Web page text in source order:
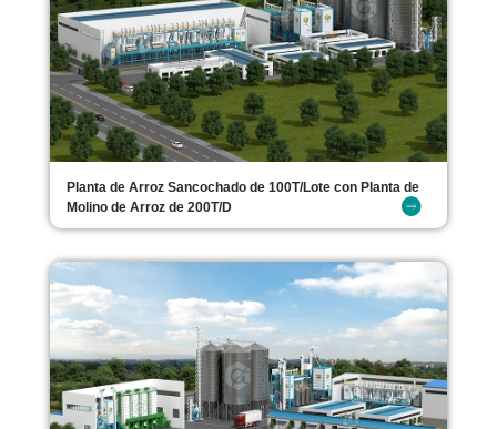
Planta de Arroz Sancochado de 100T/Lote con Planta de
Molino de Arroz de 200T/D